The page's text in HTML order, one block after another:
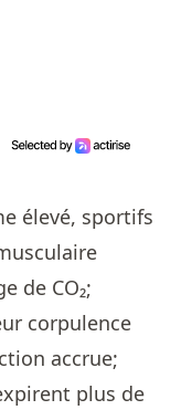
élevé, sportifs
de CO₂;
corpulence
accrue;
plus de